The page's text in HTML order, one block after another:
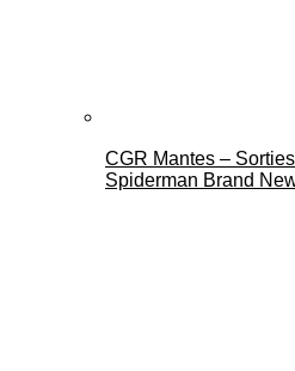
CGR Mantes –
Spiderman Brand